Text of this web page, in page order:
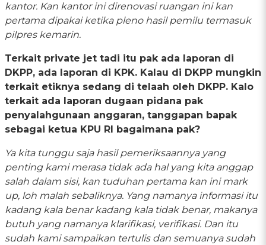
kantor. Kan kantor ini direnovasi ruangan ini kan
pertama dipakai ketika pleno hasil pemilu termasuk
pilpres kemarin.
Terkait private jet tadi itu pak ada laporan di
DKPP, ada laporan di KPK. Kalau di DKPP mungkin
terkait etiknya sedang di telaah oleh DKPP. Kalo
terkait ada laporan dugaan pidana pak
penyalahgunaan anggaran, tanggapan bapak
sebagai ketua KPU RI bagaimana pak?
Ya kita tunggu saja hasil pemeriksaannya yang
penting kami merasa tidak ada hal yang kita anggap
salah dalam sisi, kan tuduhan pertama kan ini mark
up, loh malah sebaliknya. Yang namanya informasi itu
kadang kala benar kadang kala tidak benar, makanya
butuh yang namanya klarifikasi, verifikasi. Dan itu
sudah kami sampaikan tertulis dan semuanya sudah